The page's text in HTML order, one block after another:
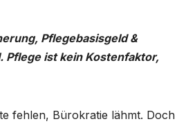
Pflegebasisgeld &
Pflege ist kein Kostenfaktor,
fehlen, Bürokratie lähmt. Doch